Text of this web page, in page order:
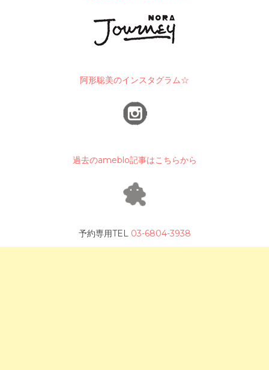
阿形聡美のインスタグラム☆
過去のameblo記事はこちらから
予約専用TEL 03-6804-3938